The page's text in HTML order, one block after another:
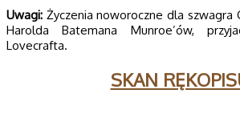
Uwagi: Życzenia noworoczne dla szwagra
Harolda Batemana Munroe’ów,
Lovecrafta.
SKAN